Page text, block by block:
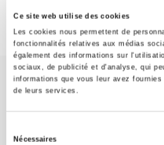
Ce site web utilise des cookies
Les cookies nous permettent de
fonctionnalités relatives aux médias
également des informations sur
sociaux, de publicité et d'analyse, qui
informations que vous leur avez
de leurs services.
Nécessaires